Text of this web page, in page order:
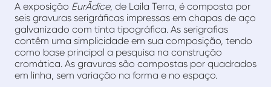
A exposição EurÃ­dice, de Laila Terra, é composta por
seis gravuras serigráficas impressas em chapas de aço
galvanizado com tinta tipográfica. As serigrafias
contêm uma simplicidade em sua composição, tendo
como base principal a pesquisa na construção
cromática. As gravuras são compostas por quadrados
em linha, sem variação na forma e no espaço.